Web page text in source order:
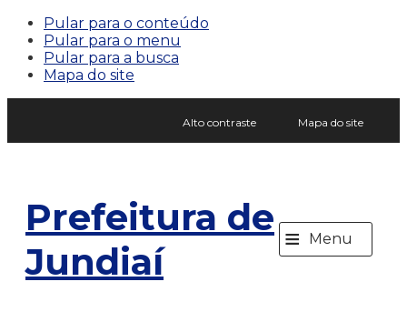
Pular para o conteúdo
Pular para o menu
Pular para a busca
Mapa do site
Alto contraste Mapa do site
Prefeitura de
Jundiaí
≡ Menu